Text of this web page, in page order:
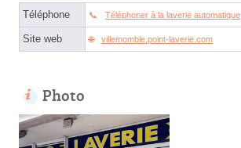
Téléphone Téléphoner à la laverie automatique
Site web villemomble.point-laverie.com
Photo